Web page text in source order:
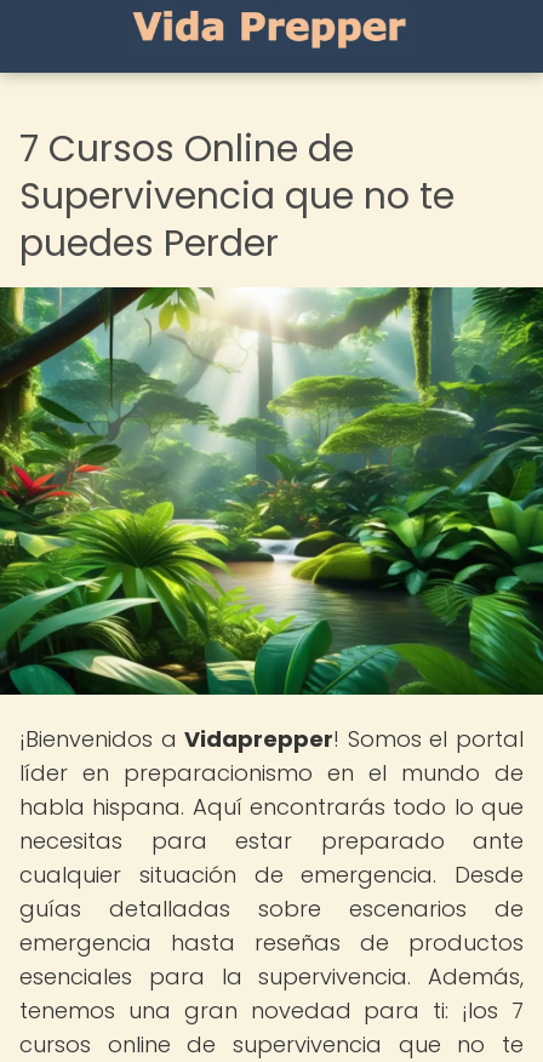
7 Cursos Online de
Supervivencia que no te
puedes Perder
¡Bienvenidos aVidaprepper! Somos el portal
líder en preparacionismo en el mundo de
habla hispana. Aquí encontrarás todo lo que
necesitas para estar preparado ante
cualquier situación de emergencia. Desde
guías detalladas sobre escenarios de
emergencia hasta reseñas de productos
esenciales para la supervivencia. Además,
tenemos una gran novedad para ti: ¡los 7
cursos online de supervivencia que no te